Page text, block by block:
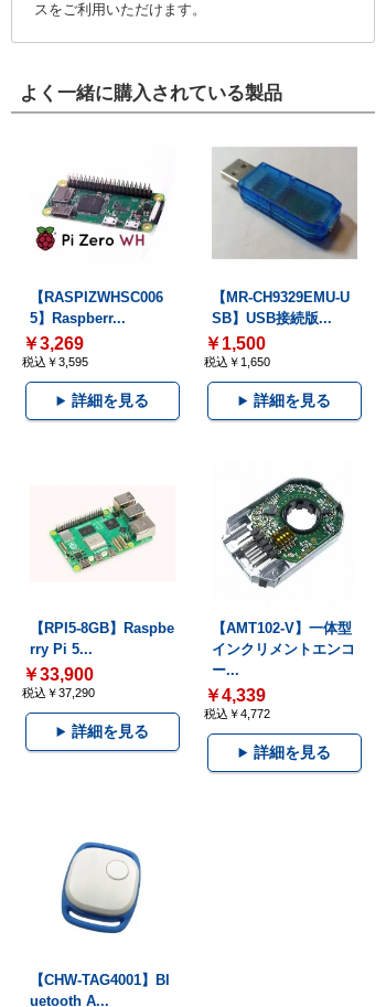
スをご利用いただけます。
よく一緒に購入されている製品
【RASPIZWHSC006
5】Raspberr...
￥3,269
税込￥3,595
詳細を見る
【MR-CH9329EMU-U
SB】USB接続版...
￥1,500
税込￥1,650
詳細を見る
【RPI5-8GB】Raspbe
rry Pi 5...
￥33,900
税込￥37,290
詳細を見る
【AMT102-V】一体型
インクリメントエンコ
ー...
￥4,339
税込￥4,772
詳細を見る
【CHW-TAG4001】Bl
uetooth A...